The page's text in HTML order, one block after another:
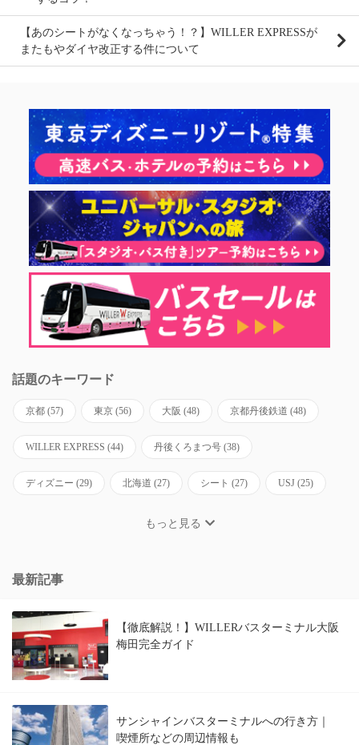
【あのシートがなくなっちゃう！？】WILLER EXPRESSが
またもやダイヤ改正する件について
話題のキーワード
京都 (57) 東京 (56) 大阪 (48) 京都丹後鉄道 (48)
WILLER EXPRESS (44) 丹後くろまつ号 (38)
ディズニー (29) 北海道 (27) シート (27) USJ (25)
もっと見る
最新記事
【徹底解説！】WILLERバスターミナル大阪
梅田完全ガイド
サンシャインバスターミナルへの行き方｜
喫煙所などの周辺情報も